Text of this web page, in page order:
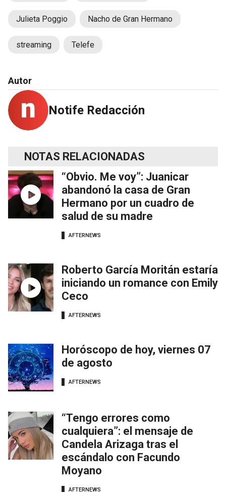
Julieta Poggio Nacho de Gran Hermano
streaming Telefe
Autor
Notife Redacción
NOTAS RELACIONADAS
“Obvio. Me voy”: Juanicar
abandonó la casa de Gran
Hermano por un cuadro de
salud de su madre
AFTERNEWS
Roberto García Moritán estaría
iniciando un romance con Emily
Ceco
AFTERNEWS
Horóscopo de hoy, viernes 07
de agosto
AFTERNEWS
“Tengo errores como
cualquiera”: el mensaje de
Candela Arizaga tras el
escándalo con Facundo
Moyano
AFTERNEWS